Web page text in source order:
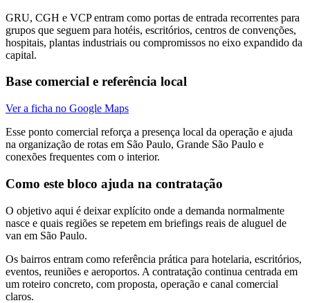
GRU, CGH e VCP entram como portas de entrada recorrentes para
grupos que seguem para hotéis, escritórios, centros de convenções,
hospitais, plantas industriais ou compromissos no eixo expandido da
capital.
Base comercial e referência local
Ver a ficha no Google Maps
Esse ponto comercial reforça a presença local da operação e ajuda
na organização de rotas em São Paulo, Grande São Paulo e
conexões frequentes com o interior.
Como este bloco ajuda na contratação
O objetivo aqui é deixar explícito onde a demanda normalmente
nasce e quais regiões se repetem em briefings reais de aluguel de
van em São Paulo.
Os bairros entram como referência prática para hotelaria, escritórios,
eventos, reuniões e aeroportos. A contratação continua centrada em
um roteiro concreto, com proposta, operação e canal comercial
claros.